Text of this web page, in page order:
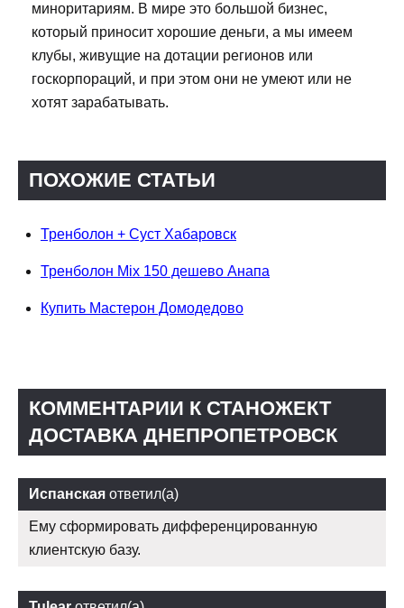
миноритариям. В мире это большой бизнес,
который приносит хорошие деньги, а мы имеем
клубы, живущие на дотации регионов или
госкорпораций, и при этом они не умеют или не
хотят зарабатывать.
ПОХОЖИЕ СТАТЬИ
Тренболон + Суст Хабаровск
Тренболон Mix 150 дешево Анапа
Купить Мастерон Домодедово
КОММЕНТАРИИ К СТАНОЖЕКТ
ДОСТАВКА ДНЕПРОПЕТРОВСК
Испанская ответил(а)
Ему сформировать дифференцированную
клиентскую базу.